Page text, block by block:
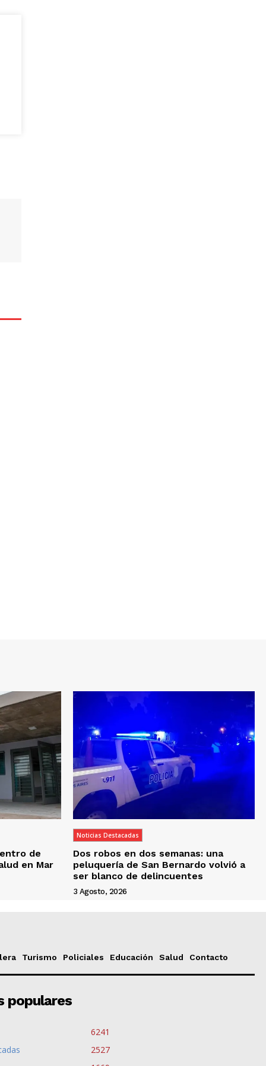
de
en Mar
Noticias Destacadas
Dos robos en dos semanas: una
peluquería de San Bernardo volvió a
ser blanco de delincuentes
3 Agosto, 2026
Turismo Policiales Educación Salud Contacto
populares
6241
2527